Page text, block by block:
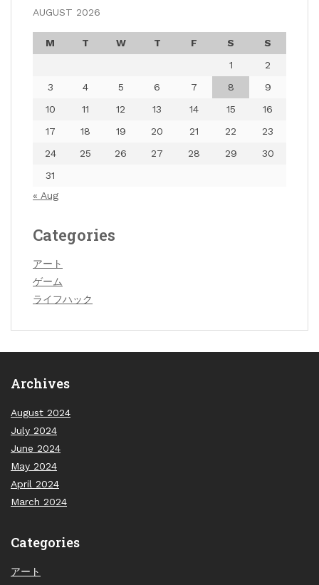
AUGUST 2026
M T W T F S
S
1
2
3
4 5 6 7 8
9
10
11 12 13 14 15
16
17
18 19 20 21 22
23
24
25 26 27 28 29
30
31
« Aug
Categories
アート
ゲーム
ライフハック
Archives
August 2024
July 2024
June 2024
May 2024
April 2024
March 2024
Categories
アート